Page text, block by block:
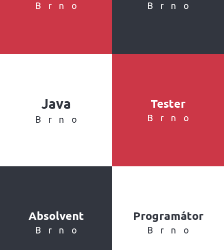
Brno Brno
Java
Brno
Tester
Brno
Absolvent
Brno
Programátor
Brno